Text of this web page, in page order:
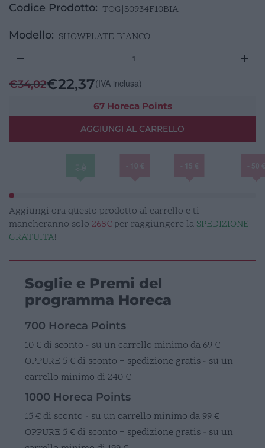
Codice Prodotto: TOG|S0934F10BIA
Modello: SHOWPLATE BIANCO
GN
1/1
53X32
quantità
€34,02€22,37(IVA inclusa)
67 Horeca Points
AGGIUNGI AL CARRELLO
Aggiungi ora questo prodotto al carrello e ti
mancheranno solo 268€ per raggiungere la SPEDIZIONE
GRATUITA!
Soglie e Premi del
programma Horeca
700 Horeca Points
10 € di sconto - su un carrello minimo da 69 €
OPPURE 5 € di sconto + spedizione gratis - su un
carrello minimo di 240 €
1000 Horeca Points
15 € di sconto - su un carrello minimo da 99 €
OPPURE 5 € di sconto + spedizione gratis - su un